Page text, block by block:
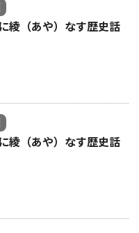
綾（あや）なす歴史話
綾（あや）なす歴史話